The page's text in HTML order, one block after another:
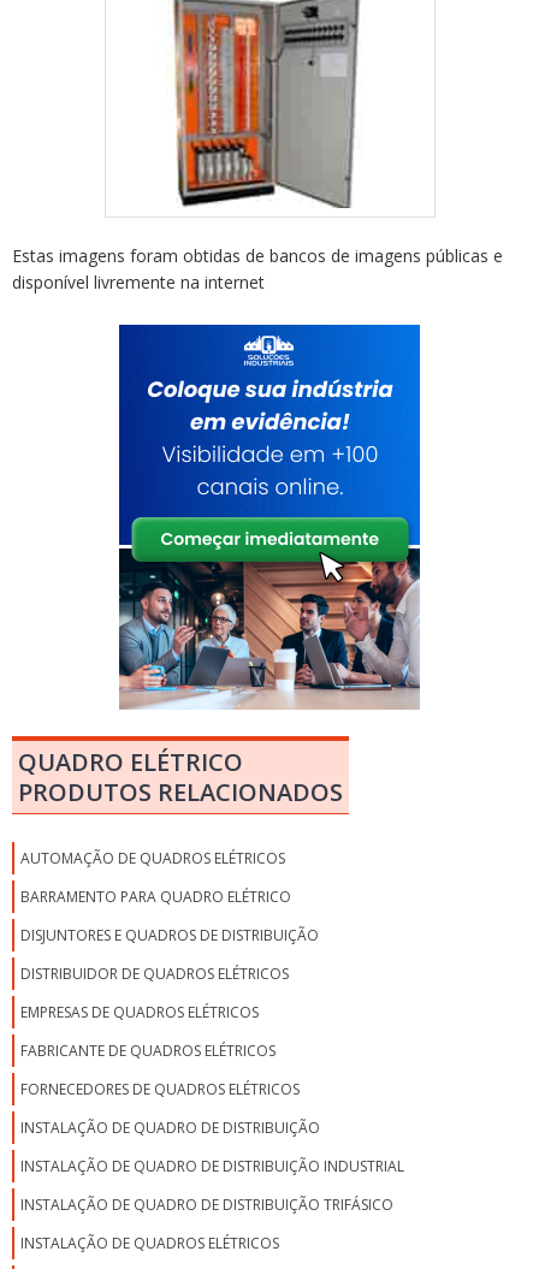
Estas imagens foram obtidas de bancos de imagens públicas e
disponível livremente na internet
QUADRO ELÉTRICO
PRODUTOS RELACIONADOS
AUTOMAÇÃO DE QUADROS ELÉTRICOS
BARRAMENTO PARA QUADRO ELÉTRICO
DISJUNTORES E QUADROS DE DISTRIBUIÇÃO
DISTRIBUIDOR DE QUADROS ELÉTRICOS
EMPRESAS DE QUADROS ELÉTRICOS
FABRICANTE DE QUADROS ELÉTRICOS
FORNECEDORES DE QUADROS ELÉTRICOS
INSTALAÇÃO DE QUADRO DE DISTRIBUIÇÃO
INSTALAÇÃO DE QUADRO DE DISTRIBUIÇÃO INDUSTRIAL
INSTALAÇÃO DE QUADRO DE DISTRIBUIÇÃO TRIFÁSICO
INSTALAÇÃO DE QUADROS ELÉTRICOS